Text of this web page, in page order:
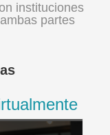
instituciones
partes